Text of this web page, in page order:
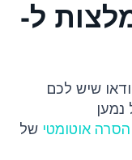
ל-
שיש לכם
הסרה אוטומטי של